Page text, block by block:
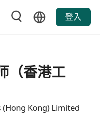
登入
（香港工
(Hong Kong) Limited